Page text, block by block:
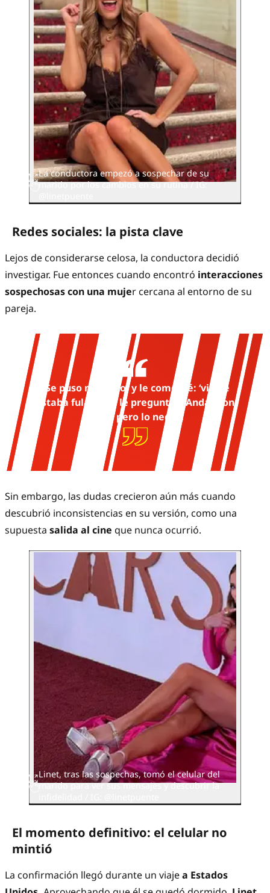
La conductora empezó a sospechar de su
marido por los cambios en su rutina / IG:
Redes sociales: la pista clave
Lejos de considerarse celosa, la conductora decidió
investigar. Fue entonces cuando encontró interacciones
sospechosas con una mujer cercana al entorno de su
pareja.
Se puso nervioso, y le comenté: ‘vi que
estaba fulanita y le pregunté: ¿Andas con
ella?’, pero lo negó”
.
Sin embargo, las dudas crecieron aún más cuando
descubrió inconsistencias en su versión, como una
supuesta salida al cine que nunca ocurrió.
Linet, tras las sospechas, tomó el celular del
marido para ver sus mensajes y descubrir la
El momento definitivo: el celular no
mintió
La confirmación llegó durante un viajea Estados